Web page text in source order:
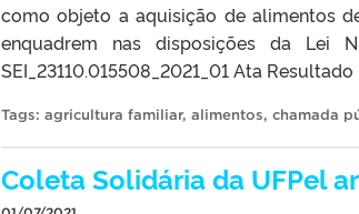
como objeto a aquisição de alimentos
enquadrem nas disposições da Lei
SEI_23110.015508_2021_01 Ata Resultado
Tags: agricultura familiar, alimentos, chamada
Coleta Solidária da UFPel